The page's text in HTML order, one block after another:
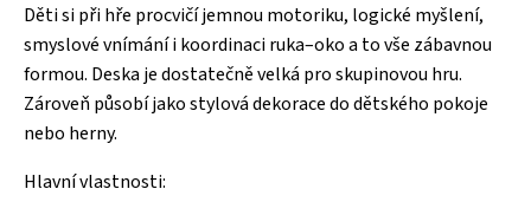
Děti si při hře procvičí jemnou motoriku, logické myšlení,
smyslové vnímání i koordinaci ruka–oko a to vše zábavnou
formou. Deska je dostatečně velká pro skupinovou hru.
Zároveň působí jako stylová dekorace do dětského pokoje
nebo herny.
Hlavní vlastnosti: